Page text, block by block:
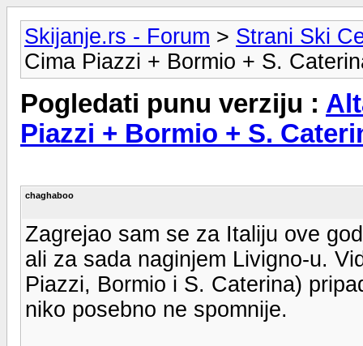
Skijanje.rs - Forum > Strani Ski
Cima Piazzi + Bormio + S.
Pogledati punu verziju :
Piazzi + Bormio + S.
chaghaboo
Zagrejao sam se za Italiju ove
ali za sada naginjem Livigno-u.
Piazzi, Bormio i S. Caterina)
niko posebno ne spomnije.